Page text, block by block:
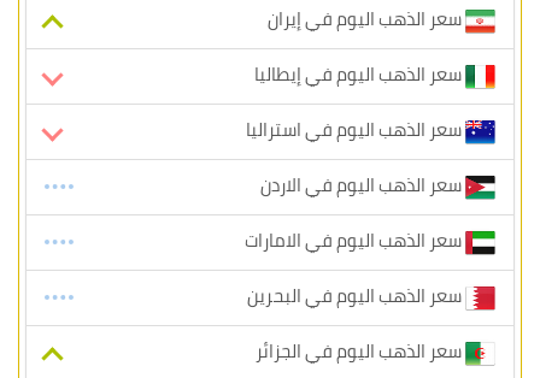
سعر الذهب اليوم في إيران
سعر الذهب اليوم في إيطاليا
سعر الذهب اليوم في استراليا
سعر الذهب اليوم في الاردن
سعر الذهب اليوم في الامارات
سعر الذهب اليوم في البحرين
سعر الذهب اليوم في الجزائر